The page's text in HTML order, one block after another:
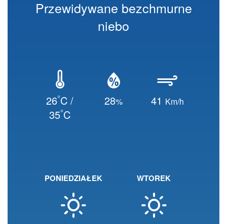
Przewidywane bezchmurne
niebo
26°C /
35°C
28% 41 Km/h
PONIEDZIAŁEK WTOREK